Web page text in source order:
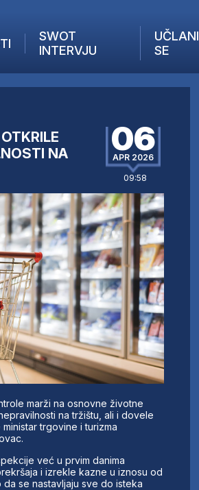
SWOT
INTERVJU
UČLANI
SE
NA
06
APR 2026
09:58
marži na osnovne životne
na tržištu, ali i dovele
trgovine i turizma
već u prvim danima
i izrekle kazne u iznosu od
se nastavljaju sve do isteka